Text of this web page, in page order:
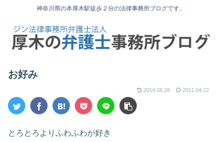
神奈川県の本厚木駅徒歩２分の法律事務所ブログです。
お好み
2014.08.28 2011.04.22
とろとろよりふわふわが好き